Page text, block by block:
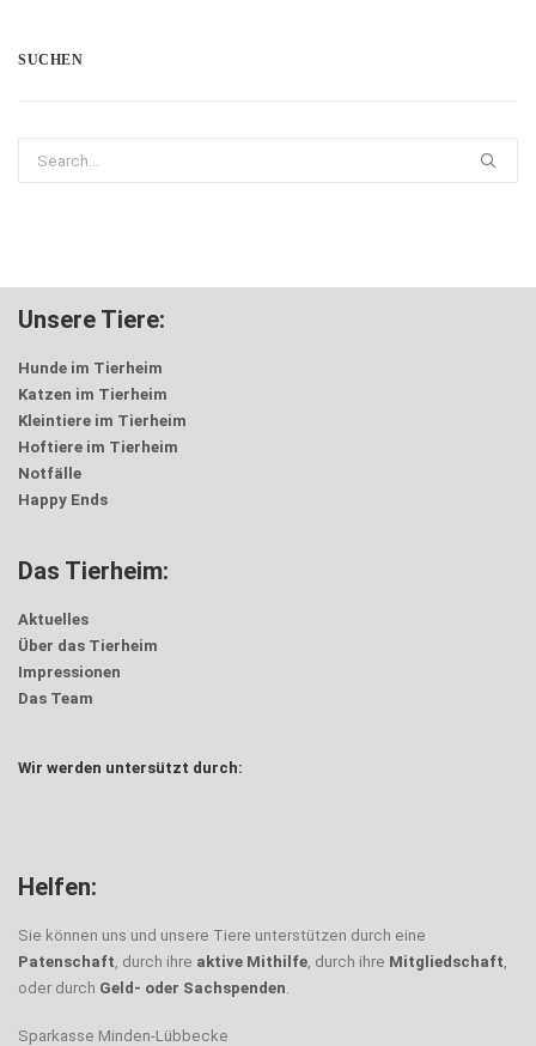
SUCHEN
Unsere Tiere:
Hunde im Tierheim
Katzen im Tierheim
Kleintiere im Tierheim
Hoftiere im Tierheim
Notfälle
Happy Ends
Das Tierheim:
Aktuelles
Über das Tierheim
Impressionen
Das Team
Wir werden untersützt durch:
Helfen:
Sie können uns und unsere Tiere unterstützen durch eine
Patenschaft, durch ihre aktive Mithilfe, durch ihre Mitgliedschaft,
oder durch Geld- oder Sachspenden.
Sparkasse Minden-Lübbecke